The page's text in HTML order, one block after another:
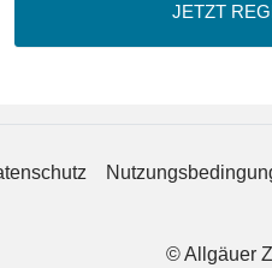
JETZT
© Allgäuer